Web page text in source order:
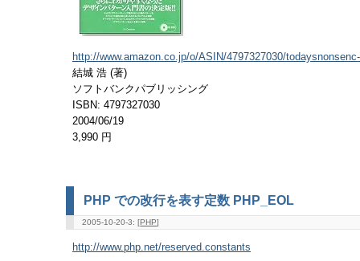
http://www.amazon.co.jp/o/ASIN/4797327030/
結城 浩 (著)
ソフトバンクパブリッシング
ISBN: 4797327030
2004/06/19
3,990 円
PHP での改行を表す定数 PHP_EOL
2005-10-20-3: [PHP]
http://www.php.net/reserved.constants